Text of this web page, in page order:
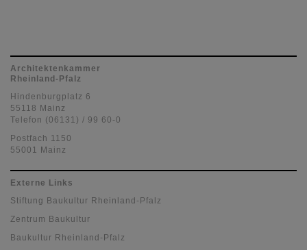
Architektenkammer
Rheinland-Pfalz
Hindenburgplatz 6
55118 Mainz
Telefon (06131) / 99 60-0
Postfach 1150
55001 Mainz
Externe Links
Stiftung Baukultur Rheinland-Pfalz
Zentrum Baukultur
Baukultur Rheinland-Pfalz